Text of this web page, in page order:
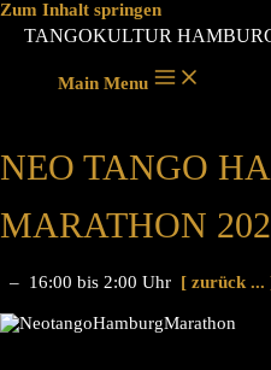
Zum Inhalt springen
TANGOKULTUR
Main Menu
NEO TANGO
MARATHON
– 16:00 bis 2:00 Uhr [ zurück ...